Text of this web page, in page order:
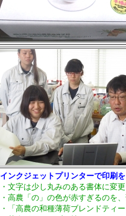
インクジェットプリンターで印刷
・文字は少し丸みのある書体に変
・高農「の」の色が赤すぎるのを
・「高農の和種薄荷ブレンドティ